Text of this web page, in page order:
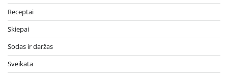
Receptai
Skiepai
Sodas ir daržas
Sveikata